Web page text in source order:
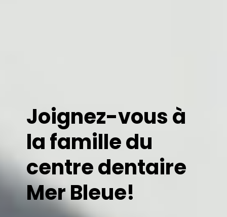
Joignez-vous à
la famille du
centre dentaire
Mer Bleue!